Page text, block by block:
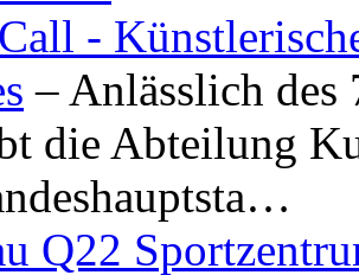
-
– Anlässlich
die Abteilung
Q22